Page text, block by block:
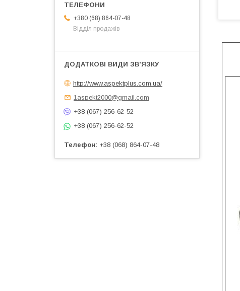
+380 (68) 864-07-48
Відділ продажів
http://www.aspektplus.com.ua/
1aspekt2000@gmail.com
+38 (067) 256-62-52
+38 (067) 256-62-52
Телефон +38 (068) 864-07-48